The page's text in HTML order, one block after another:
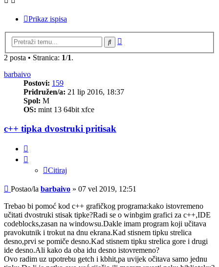
Prikaz ispisa
Pretražnik
2 posta • Stranica: 1/1.
barbaivo
Postovi: 159
Pridružen/a: 21 lip 2016, 18:37
Spol: M
OS: mint 13 64bit xfce
c++ tipka dvostruki pritisak
Citiraj
Post
Postao/la barbaivo » 07 vel 2019, 12:51
Trebao bi pomoć kod c++ grafičkog programa:kako istovremeno
učitati dvostruki stisak tipke?Radi se o winbgim grafici za c++,IDE
codeblocks,zasan na windowsu.Dakle imam program koji učitava
pravokutnik i trokut na dnu ekrana.Kad stisnem tipku strelica
desno,prvi se pomiče desno.Kad stisnem tipku strelica gore i drugi
ide desno.Ali kako da oba idu desno istovremeno?
Ovo radim uz upotrebu getch i kbhit,pa uvijek očitava samo jednu